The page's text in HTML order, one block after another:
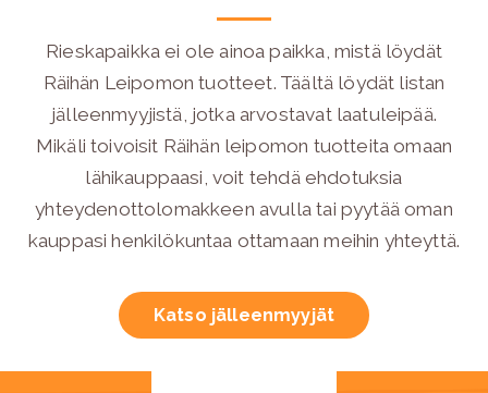
Rieskapaikka ei ole ainoa paikka, mistä löydät
Räihän Leipomon tuotteet. Täältä löydät listan
jälleenmyyjistä, jotka arvostavat laatuleipää.
Mikäli toivoisit Räihän leipomon tuotteita omaan
lähikauppaasi, voit tehdä ehdotuksia
yhteydenottolomakkeen avulla tai pyytää oman
kauppasi henkilökuntaa ottamaan meihin yhteyttä.
Katso jälleenmyyjät